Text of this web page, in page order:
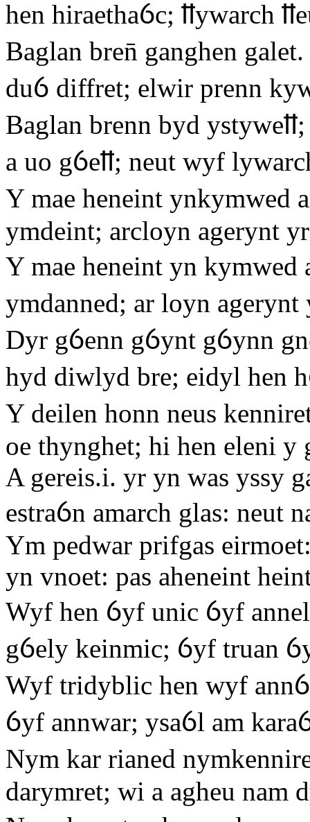
hen hiraethaỽc; ỻywarch
Baglan bren̄ ganghen
duỽ diffret; elwir prenn
Baglan brenn byd
a uo gỽeỻ; neut wyf
Y mae heneint ynkymwed
ymdeint; arcloyn agerynt
Y mae heneint yn kymwed
ymdanned; ar loyn agerynt
Dyr gỽenn gỽynt gỽynn
hyd diwlyd bre; eidyl hen
Y deilen honn neus
oe thynghet; hi hen eleni y
A gereis.i. yr yn was yssy
estraỽn amarch glas: neut
Ym pedwar prifgas
yn vnoet: pas aheneint
Wyf hen ỽyf unic ỽyf
gỽely keinmic; ỽyf truan
Wyf tridyblic hen wyf
ỽyf annwar; ysaỽl am
Nym kar rianed
darymret; wi a agheu nam